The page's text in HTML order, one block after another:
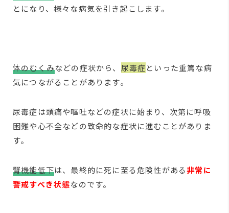
とになり、様々な病気を引き起こします。
体のむくみなどの症状から、 尿毒症といった重篤な病
気につながることがあります。
尿毒症は頭痛や嘔吐などの症状に始まり、次第に呼吸
困難や心不全などの致命的な症状に進むことがありま
す。
腎機能低下は、最終的に死に至る危険性がある非常に
警戒すべき状態なのです。